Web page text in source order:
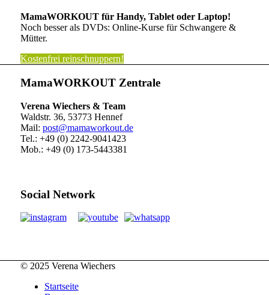
MamaWORKOUT für Handy, Tablet oder Laptop!
Noch besser als DVDs: Online-Kurse für Schwangere &
Mütter.
Kostenfrei reinschnuppern!
MamaWORKOUT Zentrale
Verena Wiechers & Team
Waldstr. 36, 53773 Hennef
Mail: post@mamaworkout.de
Tel.: +49 (0) 2242-9041423
Mob.: +49 (0) 173-5443381
Social Network
© 2025 Verena Wiechers
Startseite